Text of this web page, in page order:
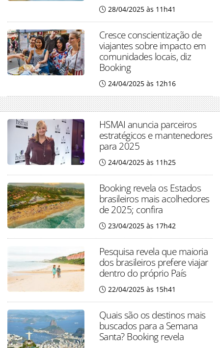
28/04/2025 às 11h41
Cresce conscientização de
viajantes sobre impacto em
comunidades locais, diz
Booking
24/04/2025 às 12h16
HSMAI anuncia parceiros
estratégicos e mantenedores
para 2025
24/04/2025 às 11h25
Booking revela os Estados
brasileiros mais acolhedores
de 2025; confira
23/04/2025 às 17h42
Pesquisa revela que maioria
dos brasileiros prefere viajar
dentro do próprio País
22/04/2025 às 15h41
Quais são os destinos mais
buscados para a Semana
Santa? Booking revela